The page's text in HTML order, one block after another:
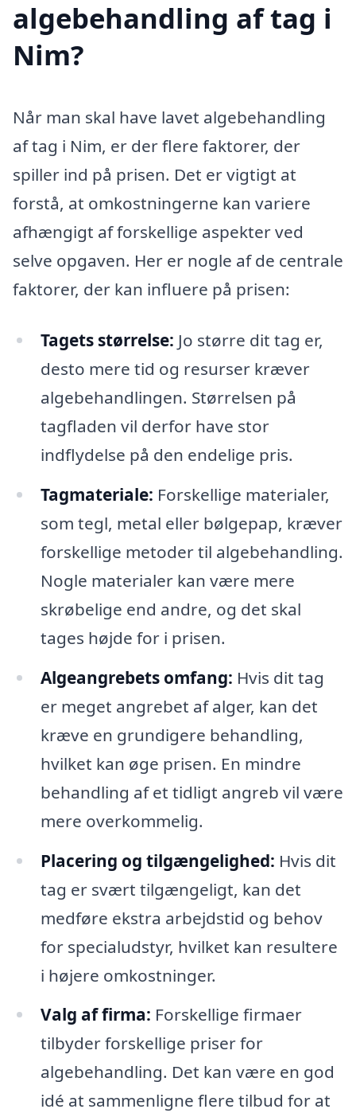
algebehandling af tag i
Nim?
Når man skal have lavet algebehandling
af tag i Nim, er der flere faktorer, der
spiller ind på prisen. Det er vigtigt at
forstå, at omkostningerne kan variere
afhængigt af forskellige aspekter ved
selve opgaven. Her er nogle af de centrale
faktorer, der kan influere på prisen:
Tagets størrelse: Jo større dit tag er,
desto mere tid og resurser kræver
algebehandlingen. Størrelsen på
tagfladen vil derfor have stor
indflydelse på den endelige pris.
Tagmateriale: Forskellige materialer,
som tegl, metal eller bølgepap, kræver
forskellige metoder til algebehandling.
Nogle materialer kan være mere
skrøbelige end andre, og det skal
tages højde for i prisen.
Algeangrebets omfang: Hvis dit tag
er meget angrebet af alger, kan det
kræve en grundigere behandling,
hvilket kan øge prisen. En mindre
behandling af et tidligt angreb vil være
mere overkommelig.
Placering og tilgængelighed: Hvis dit
tag er svært tilgængeligt, kan det
medføre ekstra arbejdstid og behov
for specialudstyr, hvilket kan resultere
i højere omkostninger.
Valg af firma: Forskellige firmaer
tilbyder forskellige priser for
algebehandling. Det kan være en god
idé at sammenligne flere tilbud for at